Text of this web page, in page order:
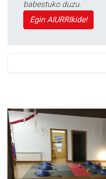
babestuko duzu.
Egin AIURRIkide!